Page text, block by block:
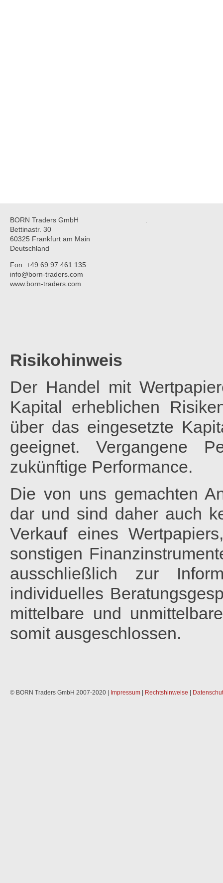
BORN Traders GmbH
Bettinastr. 30
60325 Frankfurt am Main
Deutschland
Fon: +49 69 97 461 135
info@born-traders.com
www.born-traders.com
Risikohinweis
Der Handel mit
Kapital erheblichen
über das eingesetzte
geeignet. Vergangene
zukünftige Performance.
Die von uns gemachten
dar und sind daher auch
Verkauf eines
sonstigen
ausschließlich zur
individuelles
mittelbare und
somit ausgeschlossen.
© BORN Traders GmbH 2007-2020 | Impressum Rechtshinweise